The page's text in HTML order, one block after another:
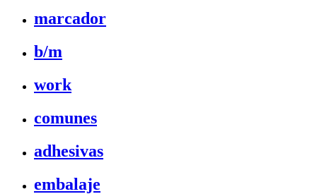
marcador
b/m
work
comunes
adhesivas
embalaje